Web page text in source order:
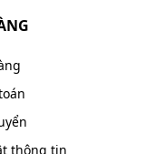
thông tin